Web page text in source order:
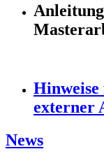
externer
News